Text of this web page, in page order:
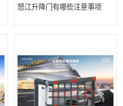
怒江升降门有哪些注意事项